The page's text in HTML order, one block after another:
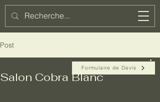
Azoul
Post
Salon Cobra Blanc
Formulaire de Devis